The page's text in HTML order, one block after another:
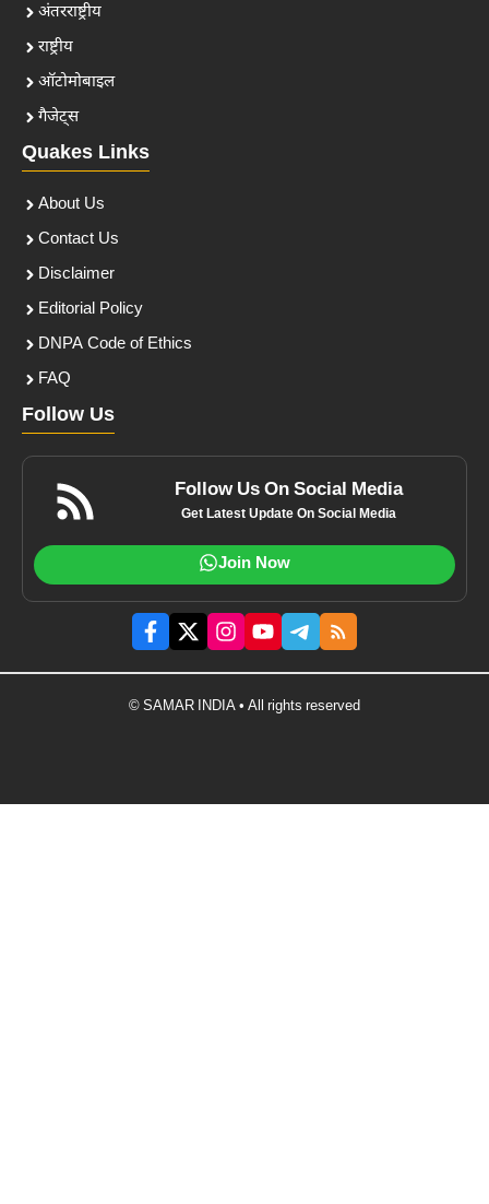
अंतरराष्ट्रीय
राष्ट्रीय
ऑटोमोबाइल
गैजेट्स
Quakes Links
About Us
Contact Us
Disclaimer
Editorial Policy
DNPA Code of Ethics
FAQ
Follow Us
Follow Us On Social Media
Get Latest Update On Social Media
Join Now
© SAMAR INDIA • All rights reserved